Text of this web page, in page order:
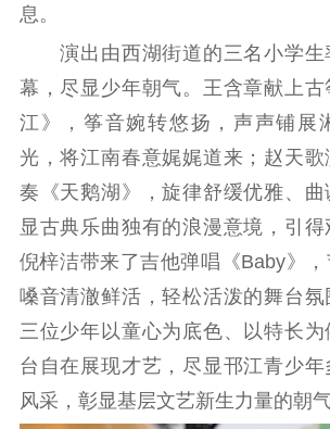
社科强省 工作通知
江苏文脉
资料
新闻宣传
主题宣传 对外宣传
记者之家
品牌
文化文艺
精品生产 文化惠民
紫金文化艺术节
品牌活动
息。
演出由西湖街道的三名小学生
幕，尽显少年朝气。王含章献上古
江》，筝音婉转悠扬，声声铺展
光，将江南春意娓娓道来；赵天
奏《天鹅湖》，旋律舒缓优雅、
显古典乐曲独有的浪漫意境，引得
倪梓洁带来了吉他弹唱《Baby》，
嗓音清澈鲜活，轻松活泼的舞台氛
三位少年以童心为底色、以特长
台自在展现才艺，尽显邗江青少
风采，彰显基层文艺新生力量的朝气